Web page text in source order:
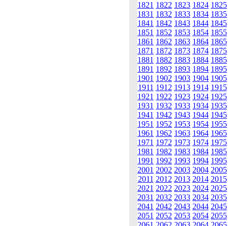
1821 1822 1823 1824 1825
1831 1832 1833 1834 1835
1841 1842 1843 1844 1845
1851 1852 1853 1854 1855
1861 1862 1863 1864 1865
1871 1872 1873 1874 1875
1881 1882 1883 1884 1885
1891 1892 1893 1894 1895
1901 1902 1903 1904 1905
1911 1912 1913 1914 1915
1921 1922 1923 1924 1925
1931 1932 1933 1934 1935
1941 1942 1943 1944 1945
1951 1952 1953 1954 1955
1961 1962 1963 1964 1965
1971 1972 1973 1974 1975
1981 1982 1983 1984 1985
1991 1992 1993 1994 1995
2001 2002 2003 2004 2005
2011 2012 2013 2014 2015
2021 2022 2023 2024 2025
2031 2032 2033 2034 2035
2041 2042 2043 2044 2045
2051 2052 2053 2054 2055